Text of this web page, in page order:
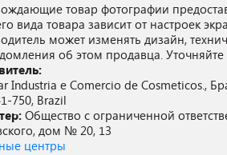
товар фотографии
вида товара зависит от настроек
может изменять дизайн,
об этом продавца.
Industria e Comercio de Cosmeticos.,
750, Brazil
Общество с ограниченной
дом № 20, 13
центры